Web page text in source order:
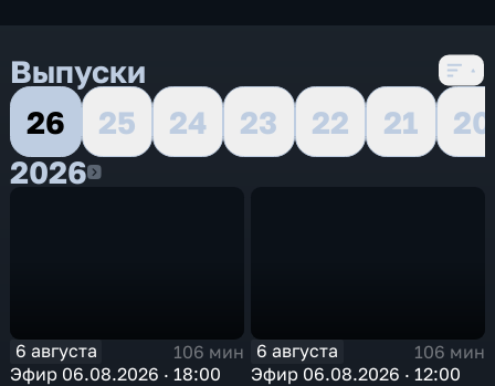
Выпуски
26
25 24 23 22 21
20
20262026
6 августа
106 мин
Эфир 06.08.2026 · 18:00
6 августа
106 мин
Эфир 06.08.2026 · 12:00